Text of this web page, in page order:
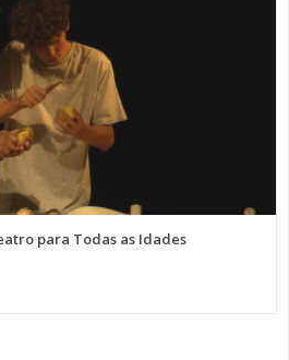
para Todas as Idades